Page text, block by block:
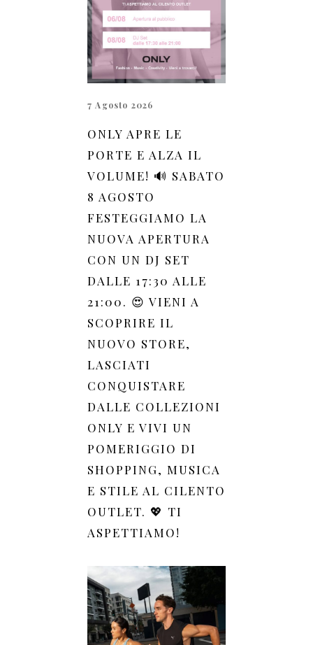
7 Agosto 2026
ONLY APRE LE
PORTE E ALZA IL
VOLUME! 🔊 SABATO
8 AGOSTO
FESTEGGIAMO LA
NUOVA APERTURA
CON UN DJ SET
DALLE 17:30 ALLE
21:00. 😍 VIENI A
SCOPRIRE IL
NUOVO STORE,
LASCIATI
CONQUISTARE
DALLE COLLEZIONI
ONLY E VIVI UN
POMERIGGIO DI
SHOPPING, MUSICA
E STILE AL CILENTO
OUTLET. 💖 TI
ASPETTIAMO!